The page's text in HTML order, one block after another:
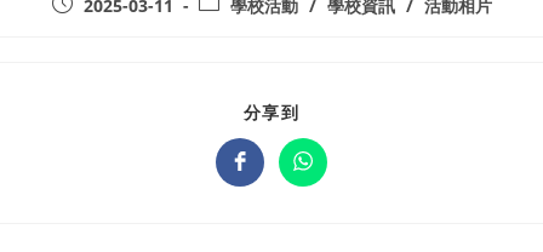
2025-03-11 學校活動 / 學校資訊 / 活動相片
分享到